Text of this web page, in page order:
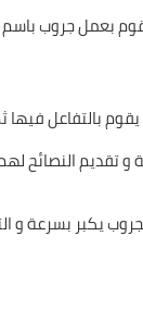
بعمل جروب
بالتفاعل
النصائح لهم
5 الاف عضو